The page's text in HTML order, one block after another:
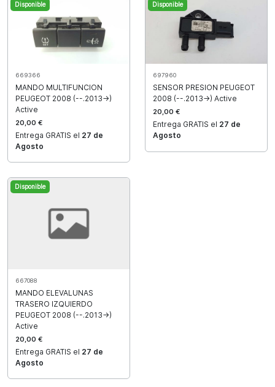
Disponible
669366
MANDO MULTIFUNCION
PEUGEOT 2008 (--.2013->)
Active
20,00 €
Entrega GRATIS el 27 de
Agosto
Disponible
697960
SENSOR PRESION PEUGEOT
2008 (--.2013->) Active
20,00 €
Entrega GRATIS el 27 de
Agosto
Disponible
667088
MANDO ELEVALUNAS
TRASERO IZQUIERDO
PEUGEOT 2008 (--.2013->)
Active
20,00 €
Entrega GRATIS el 27 de
Agosto